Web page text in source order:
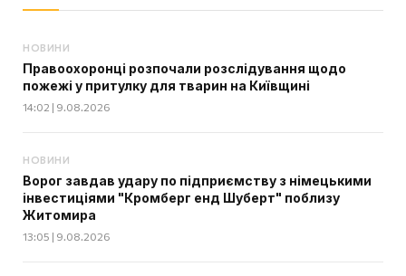
НОВИНИ
Правоохоронці розпочали розслідування щодо
пожежі у притулку для тварин на Київщині
14:02 | 9.08.2026
НОВИНИ
Ворог завдав удару по підприємству з німецькими
інвестиціями "Кромберг енд Шуберт" поблизу
Житомира
13:05 | 9.08.2026